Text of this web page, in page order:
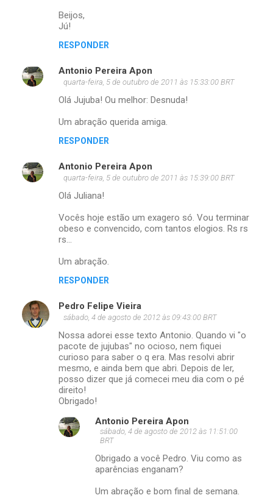
Beijos,
Jú!
RESPONDER
Antonio Pereira Apon
quarta-feira, 5 de outubro de 2011 às 15:33:00 BRT
Olá Jujuba! Ou melhor: Desnuda!
Um abração querida amiga.
RESPONDER
Antonio Pereira Apon
quarta-feira, 5 de outubro de 2011 às 15:39:00 BRT
Olá Juliana!
Vocês hoje estão um exagero só. Vou terminar
obeso e convencido, com tantos elogios. Rs rs
rs...
Um abração.
RESPONDER
Pedro Felipe Vieira
sábado, 4 de agosto de 2012 às 09:43:00 BRT
Nossa adorei esse texto Antonio. Quando vi "o
pacote de jujubas" no ocioso, nem fiquei
curioso para saber o q era. Mas resolvi abrir
mesmo, e ainda bem que abri. Depois de ler,
posso dizer que já comecei meu dia com o pé
direito!
Obrigado!
Antonio Pereira Apon
sábado, 4 de agosto de 2012 às 11:51:00
BRT
Obrigado a você Pedro. Viu como as
aparências enganam?
Um abração e bom final de semana.